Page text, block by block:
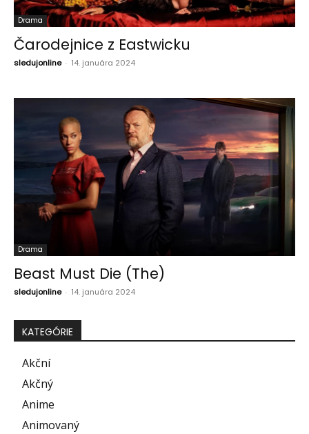
Drama
Čarodejnice z Eastwicku
sledujonline - 14. januára 2024
Drama
Beast Must Die (The)
sledujonline - 14. januára 2024
KATEGÓRIE
Akční
Akčný
Anime
Animovaný